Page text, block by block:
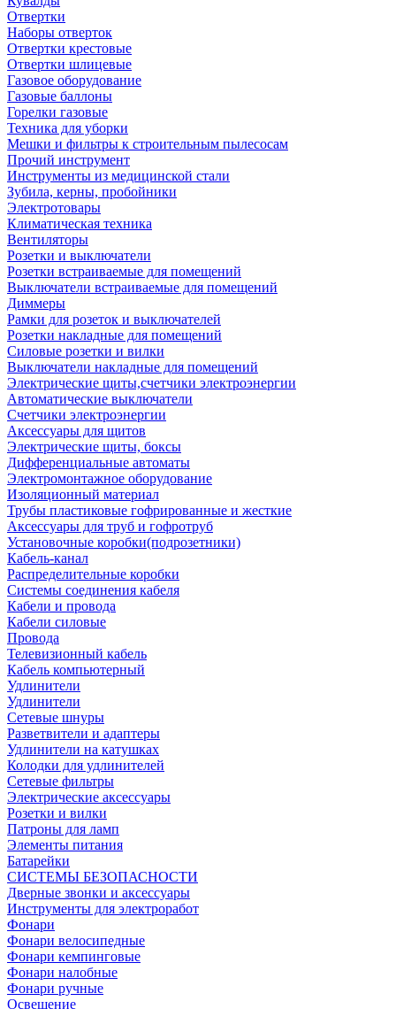
Отвертки
Наборы отверток
Отвертки крестовые
Отвертки шлицевые
Газовое оборудование
Газовые баллоны
Горелки газовые
Техника для уборки
Мешки и фильтры к строительным пылесосам
Прочий инструмент
Инструменты из медицинской стали
Зубила, керны, пробойники
Электротовары
Климатическая техника
Вентиляторы
Розетки и выключатели
Розетки встраиваемые для помещений
Выключатели встраиваемые для помещений
Диммеры
Рамки для розеток и выключателей
Розетки накладные для помещений
Силовые розетки и вилки
Выключатели накладные для помещений
Электрические щиты,счетчики электроэнергии
Автоматические выключатели
Счетчики электроэнергии
Аксессуары для щитов
Электрические щиты, боксы
Дифференциальные автоматы
Электромонтажное оборудование
Изоляционный материал
Трубы пластиковые гофрированные и жесткие
Аксессуары для труб и гофротруб
Установочные коробки(подрозетники)
Кабель-канал
Распределительные коробки
Системы соединения кабеля
Кабели и провода
Кабели силовые
Провода
Телевизионный кабель
Кабель компьютерный
Удлинители
Удлинители
Сетевые шнуры
Разветвители и адаптеры
Удлинители на катушках
Колодки для удлинителей
Сетевые фильтры
Электрические аксессуары
Розетки и вилки
Патроны для ламп
Элементы питания
Батарейки
СИСТЕМЫ БЕЗОПАСНОСТИ
Дверные звонки и аксессуары
Инструменты для электроработ
Фонари
Фонари велосипедные
Фонари кемпинговые
Фонари налобные
Фонари ручные
Освещение